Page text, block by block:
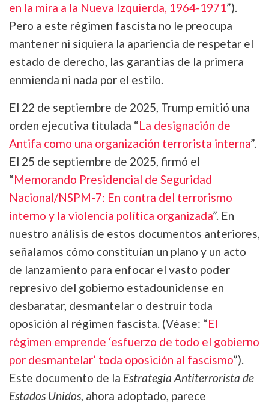
en la mira a la Nueva Izquierda, 1964-1971”).
Pero a este régimen fascista no le preocupa
mantener ni siquiera la apariencia de respetar el
estado de derecho, las garantías de la primera
enmienda ni nada por el estilo.
El 22 de septiembre de 2025, Trump emitió una
orden ejecutiva titulada “La designación de
Antifa como una organización terrorista interna”.
El 25 de septiembre de 2025, firmó el
“Memorando Presidencial de Seguridad
Nacional/NSPM-7: En contra del terrorismo
interno y la violencia política organizada”. En
nuestro análisis de estos documentos anteriores,
señalamos cómo constituían un plano y un acto
de lanzamiento para enfocar el vasto poder
represivo del gobierno estadounidense en
desbaratar, desmantelar o destruir toda
oposición al régimen fascista. (Véase: “El
régimen emprende ‘esfuerzo de todo el gobierno
por desmantelar’ toda oposición al fascismo”).
Este documento de la Estrategia Antiterrorista de
Estados Unidos, ahora adoptado, parece